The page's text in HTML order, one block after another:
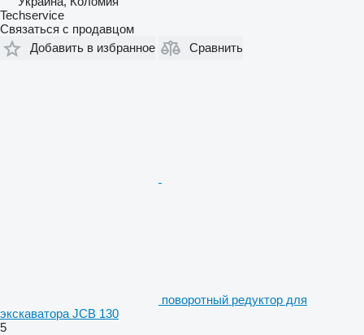
Techservice
Связаться с продавцом
Добавить в избранное
Сравнить
поворотный редуктор для
экскаватора JCB 130
5